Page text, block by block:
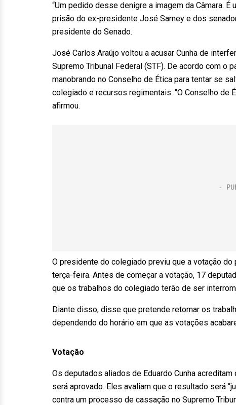
“Um pedido desse denigre a imagem da Câmara.
prisão do ex-presidente José Sarney e dos
presidente do Senado.
José Carlos Araújo voltou a acusar Cunha de
Supremo Tribunal Federal (STF). De acordo com o
manobrando no Conselho de Ética para tentar se
colegiado e recursos regimentais. “O Conselho de
afirmou.
O presidente do colegiado previu que a votação
terça-feira. Antes de começar a votação, 17
que os trabalhos do colegiado terão de ser
Diante disso, disse que pretende retomar os
dependendo do horário em que as votações
Votação
Os deputados aliados de Eduardo Cunha
será aprovado. Eles avaliam que o resultado será
contra um processo de cassação no Supremo